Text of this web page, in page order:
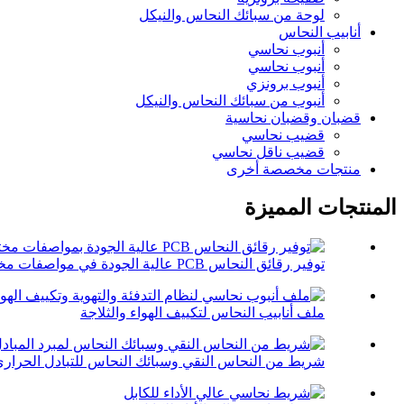
لوحة من سبائك النحاس والنيكل
أنابيب النحاس
أنبوب نحاسي
أنبوب نحاسي
أنبوب برونزي
أنبوب من سبائك النحاس والنيكل
قضبان وقضبان نحاسية
قضيب نحاسي
قضيب ناقل نحاسي
منتجات مخصصة أخرى
المنتجات المميزة
توفير رقائق النحاس PCB عالية الجودة في مواصفات مختلفة
ملف أنابيب النحاس لتكييف الهواء والثلاجة
شريط من النحاس النقي وسبائك النحاس للتبادل